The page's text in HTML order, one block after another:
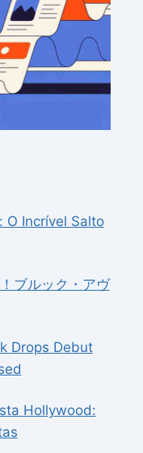
O Incrível Salto
ブルック・アヴ
Drops Debut
Hollywood: